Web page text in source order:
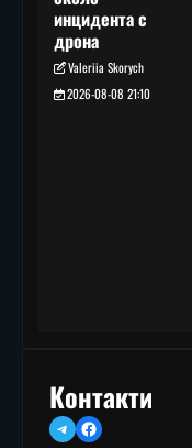
инцидента с
дрона
Valeriia Skorych
2026-08-08 21:10
Контакти
TelegramFacebook